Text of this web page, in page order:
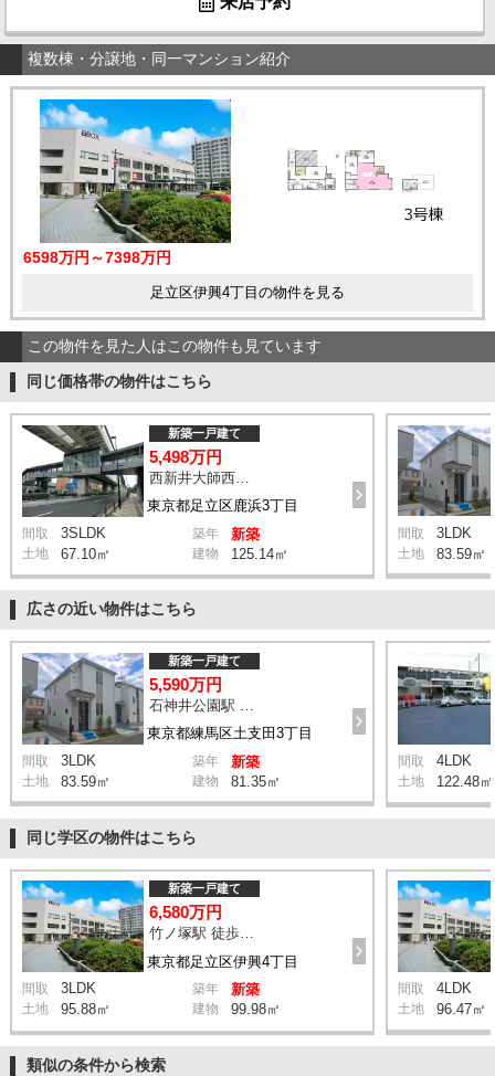
複数棟・分譲地・同一マンション紹介
6598万円～7398万円
足立区伊興4丁目の物件を見る
この物件を見た人はこの物件も見ています
同じ価格帯の物件はこちら
東京都足立区鹿浜3丁目
新築一戸建て
5,498万円
間取 3SLDK 築年 新築
土地 67.10㎡ 建物 125.14㎡
間取 3LDK
土地 83.59㎡
広さの近い物件はこちら
東京都練馬区土支田3丁目
新築一戸建て
5,590万円
石神井公園駅 橋戸小学校 バス15分 停歩4分
間取 3LDK 築年 新築
土地 83.59㎡ 建物 81.35㎡
間取 4LDK
土地 122.48㎡
同じ学区の物件はこちら
東京都足立区伊興4丁目
新築一戸建て
6,580万円
竹ノ塚駅 徒歩13分
間取 3LDK 築年 新築
土地 95.88㎡ 建物 99.98㎡
間取 4LDK
土地 96.47㎡
類似の条件から検索